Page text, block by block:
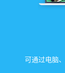
可通过电脑